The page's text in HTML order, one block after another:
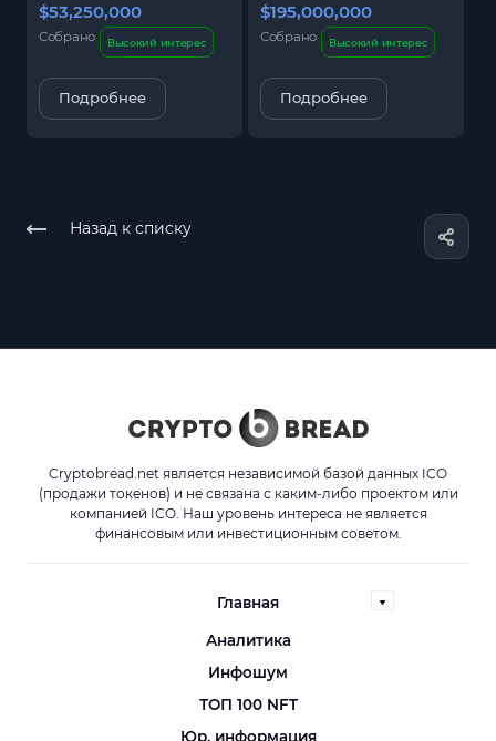
$53,250,000
Собрано Высокий интерес
Подробнее
$195,000,000
Собрано Высокий интерес
Подробнее
Назад к списку
Cryptobread.net является независимой базой данных ICO
(продажи токенов) и не связана с каким-либо проектом или
компанией ICO. Наш уровень интереса не является
финансовым или инвестиционным советом.
Главная
Аналитика
Инфошум
ТОП 100 NFT
Юр. информация